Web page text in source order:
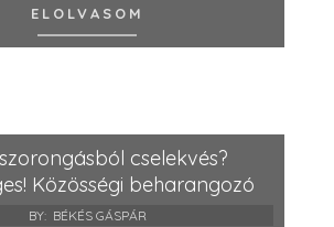
ELOLVASOM
cselekvés?
Közösségi beharangozó
BY: BÉKÉS GÁSPÁR